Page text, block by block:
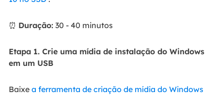
⏰ Duração:30 - 40 minutos
Etapa 1. Crie uma mídia de instalação do Windows
em um USB
Baixe a ferramenta de criação de mídia do Windows